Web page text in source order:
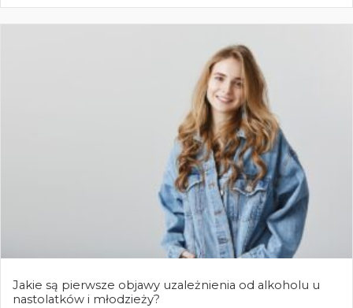
Jakie są pierwsze objawy uzależnienia od alkoholu u
nastolatków i młodzieży?